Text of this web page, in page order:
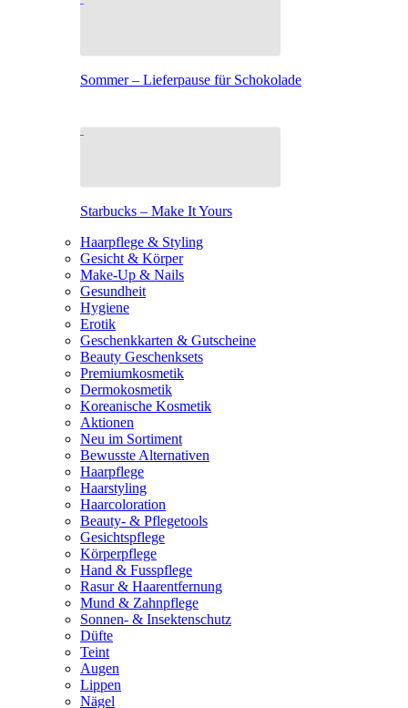
Sommer – Lieferpause für Schokolade
Starbucks – Make It Yours
Haarpflege & Styling
Gesicht & Körper
Make-Up & Nails
Gesundheit
Hygiene
Erotik
Geschenkkarten & Gutscheine
Beauty Geschenksets
Premiumkosmetik
Dermokosmetik
Koreanische Kosmetik
Aktionen
Neu im Sortiment
Bewusste Alternativen
Haarpflege
Haarstyling
Haarcoloration
Beauty- & Pflegetools
Gesichtspflege
Körperpflege
Hand & Fusspflege
Rasur & Haarentfernung
Mund & Zahnpflege
Sonnen- & Insektenschutz
Düfte
Teint
Augen
Lippen
Nägel